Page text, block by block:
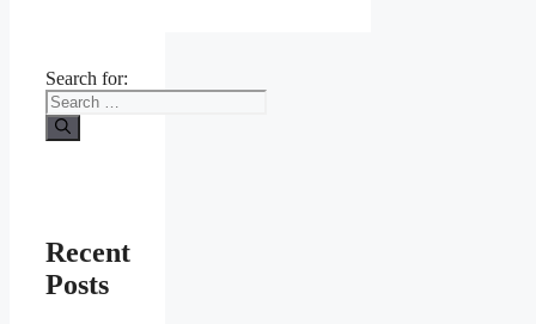
Search for:
Recent
Posts